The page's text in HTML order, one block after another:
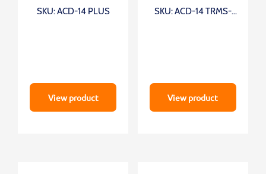
SKU: ACD-14 PLUS
View product
SKU: ACD-14 TRMS-
View product